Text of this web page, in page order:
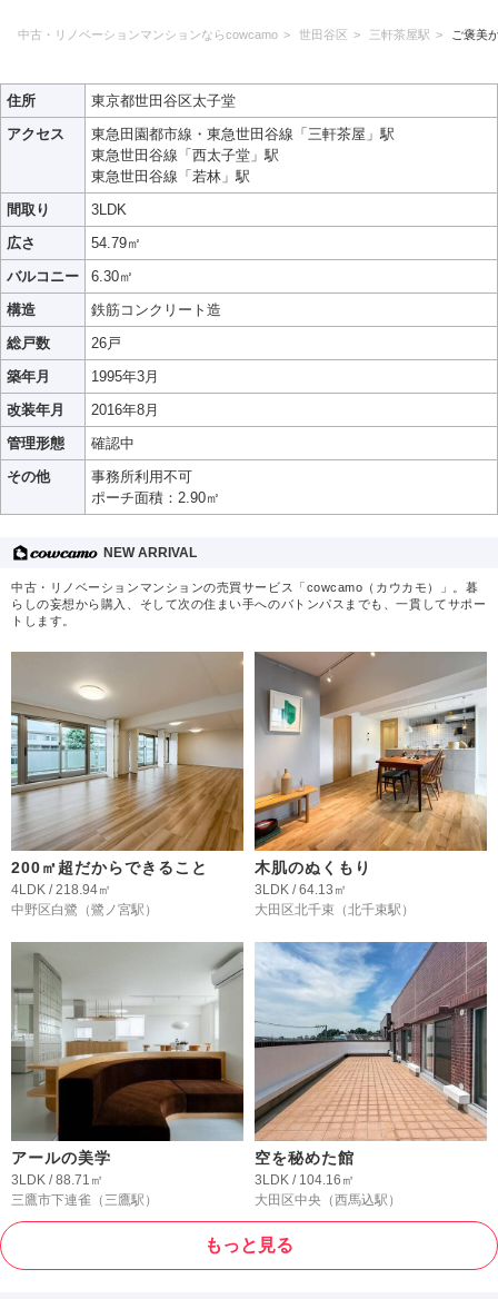
中古・リノベーションマンションならcowcamo 世田谷区 三軒茶屋駅 ご褒美
住所
東京都世田谷区太子堂
アクセス
東急田園都市線・東急世田谷線「三軒茶屋」駅
東急世田谷線「西太子堂」駅
東急世田谷線「若林」駅
間取り
3LDK
広さ
54.79㎡
バルコニー
6.30㎡
構造
鉄筋コンクリート造
総戸数
26戸
築年月
1995年3月
改装年月
2016年8月
管理形態
確認中
その他
事務所利用不可
ポーチ面積：2.90㎡
NEW ARRIVAL
中古・リノベーションマンションの売買サービス「cowcamo（カウカモ）」。暮
らしの妄想から購入、そして次の住まい手へのバトンパスまでも、一貫してサポー
トします。
200㎡超だからできること
4LDK / 218.94㎡
中野区白鷺 （鷺ノ宮駅）
木肌のぬくもり
3LDK / 64.13㎡
大田区北千束 （北千束駅）
アールの美学
3LDK / 88.71㎡
三鷹市下連雀 （三鷹駅）
空を秘めた館
3LDK / 104.16㎡
大田区中央 （西馬込駅）
もっと見る